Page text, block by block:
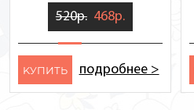
520р. 468р.
KУПИТЬ подробнее >